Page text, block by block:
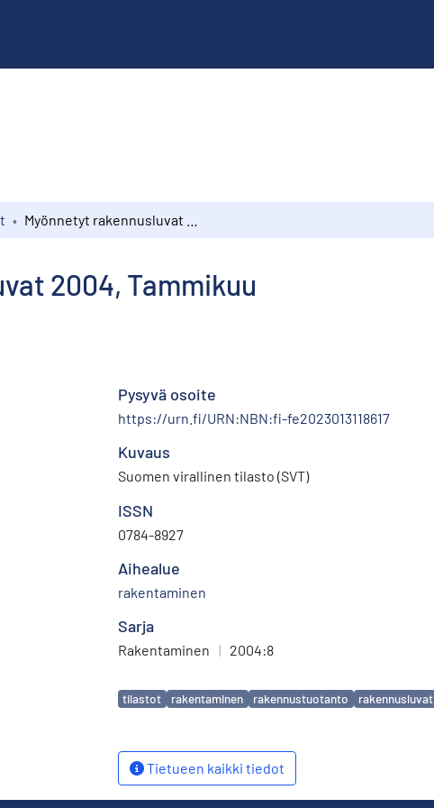
2004, Tammikuu
Pysyvä osoite
https://urn.fi/URN:NBN:fi-fe2023013118617
Kuvaus
Suomen virallinen tilasto (SVT)
ISSN
0784-8927
Aihealue
rakentaminen
Sarja
Rakentaminen | 2004:8
Avainsanat
tilastot rakentaminen rakennustuotanto rakennusluvat
Tietueen kaikki tiedot